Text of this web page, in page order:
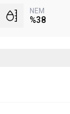
NEM
%38